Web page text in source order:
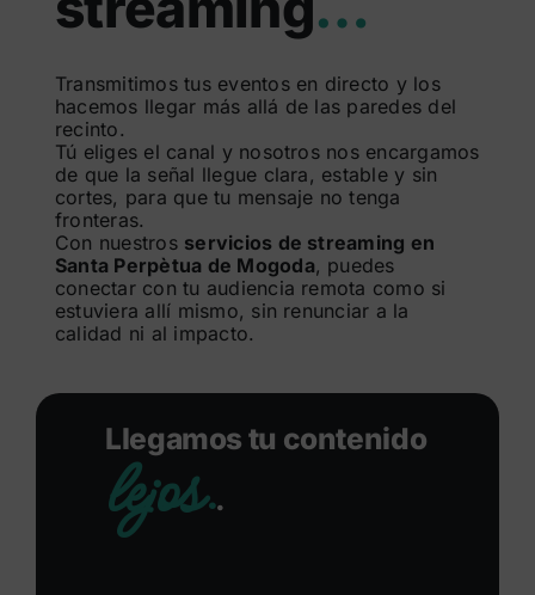
Transmitimos tus eventos en directo y los
hacemos llegar más allá de las paredes del
recinto.
Tú eliges el canal y nosotros nos encargamos
de que la señal llegue clara, estable y sin
cortes, para que tu mensaje no tenga
fronteras.
Con nuestros servicios de streaming en
Santa Perpètua de Mogoda, puedes
conectar con tu audiencia remota como si
estuviera allí mismo, sin renunciar a la
calidad ni al impacto.
Llegamos tu contenido
lejos..